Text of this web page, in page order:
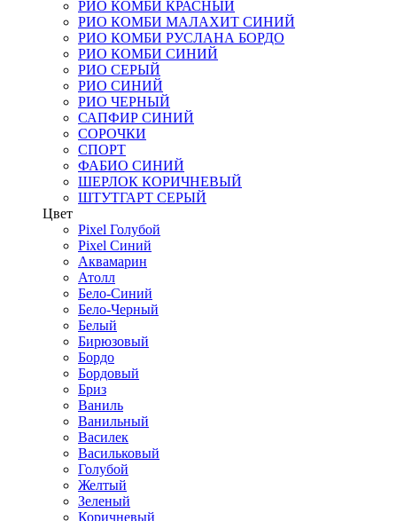
РИО КОМБИ КРАСНЫЙ
РИО КОМБИ МАЛАХИТ СИНИЙ
РИО КОМБИ РУСЛАНА БОРДО
РИО КОМБИ СИНИЙ
РИО СЕРЫЙ
РИО СИНИЙ
РИО ЧЕРНЫЙ
САПФИР СИНИЙ
СОРОЧКИ
СПОРТ
ФАБИО СИНИЙ
ШЕРЛОК КОРИЧНЕВЫЙ
ШТУТГАРТ СЕРЫЙ
Цвет
Pixel Голубой
Pixel Синий
Аквамарин
Атолл
Бело-Синий
Бело-Черный
Белый
Бирюзовый
Бордо
Бордовый
Бриз
Ваниль
Ванильный
Василек
Васильковый
Голубой
Желтый
Зеленый
Коричневый